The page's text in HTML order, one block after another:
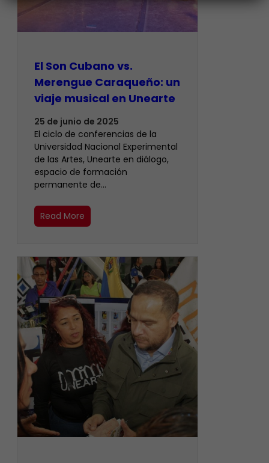
El Son Cubano vs.
Merengue Caraqueño: un
viaje musical en Unearte
25 de junio de 2025
El ciclo de conferencias de la
Universidad Nacional Experimental
de las Artes, Unearte en diálogo,
espacio de formación
permanente de…
Read More